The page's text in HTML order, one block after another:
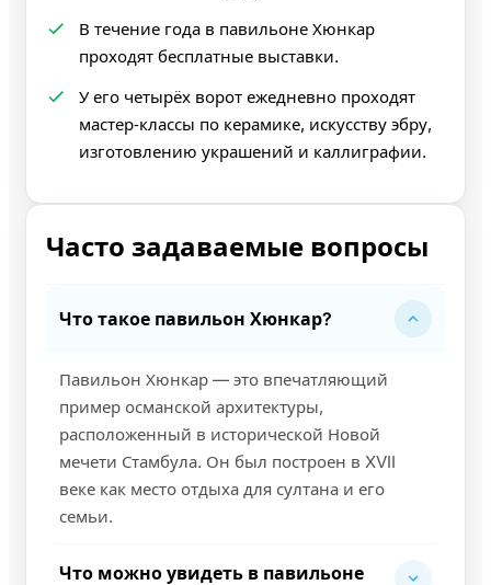
В течение года в павильоне Хюнкар
проходят бесплатные выставки.
У его четырёх ворот ежедневно проходят
мастер‑классы по керамике, искусству эбру,
изготовлению украшений и каллиграфии.
Часто задаваемые вопросы
Что такое павильон Хюнкар?
Павильон Хюнкар — это впечатляющий
пример османской архитектуры,
расположенный в исторической Новой
мечети Стамбула. Он был построен в XVII
веке как место отдыха для султана и его
семьи.
Что можно увидеть в павильоне